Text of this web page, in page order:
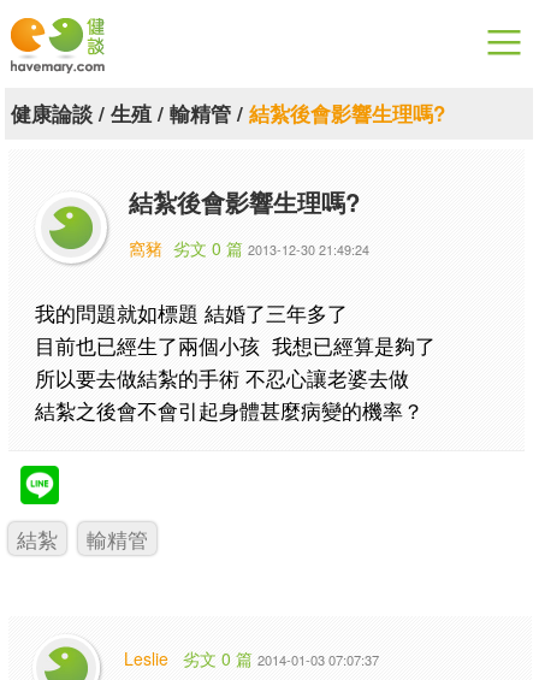
漫漫健康
關於健談
聯絡我們
下載專區
健康論談/ 生殖/ 輸精管/ 結紮後會影響生理嗎?
結紮後會影響生理嗎?
窩豬 劣文 0 篇 2013-12-30 21:49:24
我的問題就如標題 結婚了三年多了
目前也已經生了兩個小孩 我想已經算是夠了
所以要去做結紮的手術 不忍心讓老婆去做
結紮之後會不會引起身體甚麼病變的機率？
結紮 輸精管
Leslie 劣文 0 篇 2014-01-03 07:07:37